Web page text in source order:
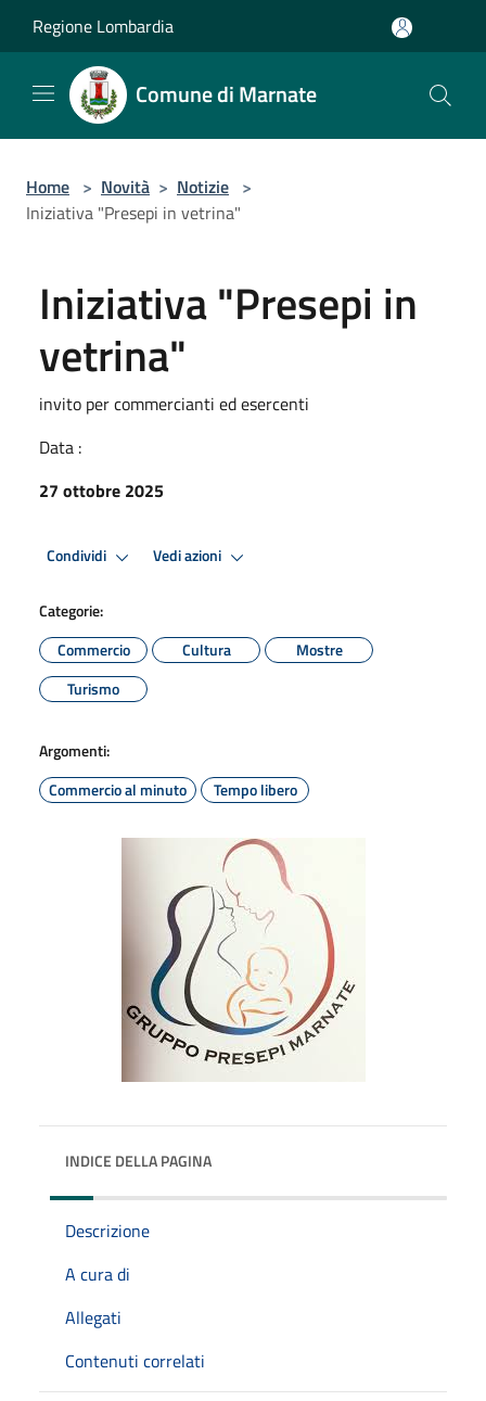
Regione Lombardia
Comune di Marnate
Home > Novità > Notizie >
Iniziativa "Presepi in vetrina"
Iniziativa "Presepi in
vetrina"
invito per commercianti ed esercenti
Data :
27 ottobre 2025
Condividi Vedi azioni
Categorie:
Commercio
Cultura
Mostre
Turismo
Argomenti:
Commercio al minuto
Tempo libero
INDICE DELLA PAGINA
Descrizione
A cura di
Allegati
Contenuti correlati